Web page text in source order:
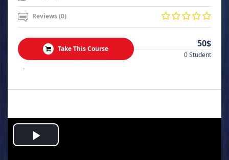
Reviews (0)
Take This Course 50$
0 Student
.
Play